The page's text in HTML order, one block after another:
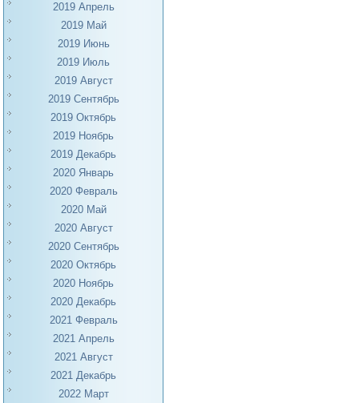
2019 Апрель
2019 Май
2019 Июнь
2019 Июль
2019 Август
2019 Сентябрь
2019 Октябрь
2019 Ноябрь
2019 Декабрь
2020 Январь
2020 Февраль
2020 Май
2020 Август
2020 Сентябрь
2020 Октябрь
2020 Ноябрь
2020 Декабрь
2021 Февраль
2021 Апрель
2021 Август
2021 Декабрь
2022 Март